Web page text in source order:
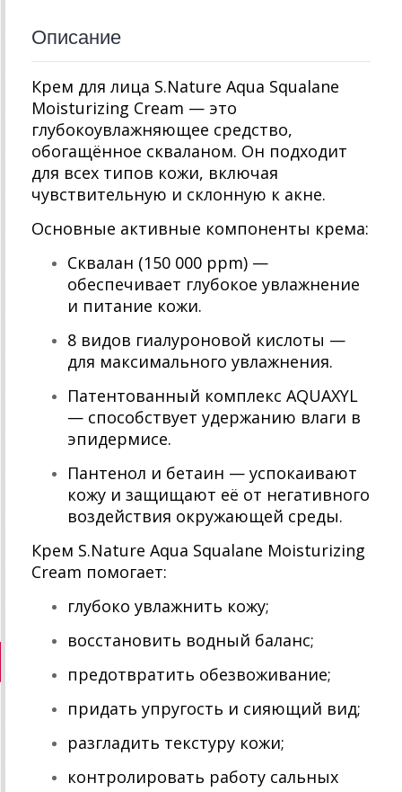
Описание
Крем для лица S.Nature Aqua Squalane
Moisturizing Cream — это
глубокоувлажняющее средство,
обогащённое скваланом. Он подходит
для всех типов кожи, включая
чувствительную и склонную к акне.
Основные активные компоненты крема:
Сквалан (150 000 ppm) —
обеспечивает глубокое увлажнение
и питание кожи.
8 видов гиалуроновой кислоты —
для максимального увлажнения.
Патентованный комплекс AQUAXYL
— способствует удержанию влаги в
эпидермисе.
Пантенол и бетаин — успокаивают
кожу и защищают её от негативного
воздействия окружающей среды.
Крем S.Nature Aqua Squalane Moisturizing
Cream помогает:
глубоко увлажнить кожу;
восстановить водный баланс;
предотвратить обезвоживание;
придать упругость и сияющий вид;
разгладить текстуру кожи;
контролировать работу сальных